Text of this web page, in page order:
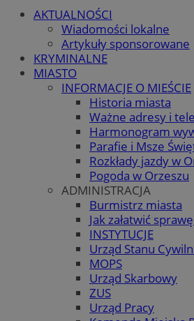
AKTUALNOŚCI
Wiadomości lokalne
Artykuły sponsorowane
KRYMINALNE
MIASTO
INFORMACJE O MIEŚCIE
Historia miasta
Ważne adresy i
Harmonogram
Parafie i Msze
Rozkłady jazdy w
Pogoda w Orzeszu
ADMINISTRACJA
Burmistrz miasta
Jak załatwić
INSTYTUCJE
Urząd Stanu
MOPS
Urząd Skarbowy
ZUS
Urząd Pracy